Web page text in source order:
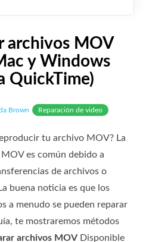
archivos MOV
y Windows
QuickTime)
Brown Reparación de video
tu archivo MOV? La
es común debido a
de archivos o
buena noticia es que los
a menudo se pueden reparar
te mostraremos métodos
archivos MOV Disponible